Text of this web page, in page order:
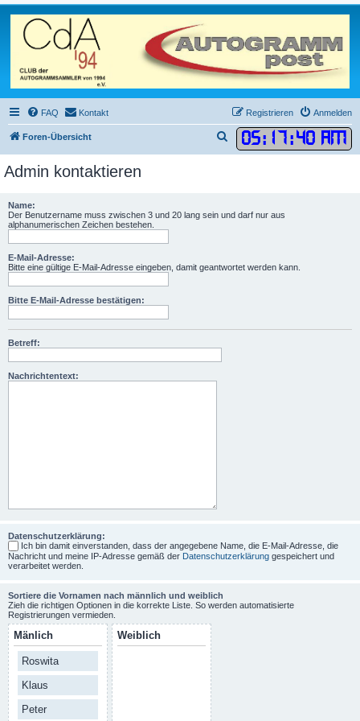
FAQ Kontakt Anmelden
Registrieren
Foren-Übersicht 05: 17:40 AM
u
e
Admin kontaktieren
Name:
Der Benutzername muss zwischen 3 und 20 lang sein und darf nur aus
alphanumerischen Zeichen bestehen.
E-Mail-Adresse:
Bitte eine gültige E-Mail-Adresse eingeben, damit geantwortet werden kann.
Bitte E-Mail-Adresse bestätigen:
Betreff:
Nachrichtentext:
Datenschutzerklärung:
Ich bin damit einverstanden, dass der angegebene Name, die E-Mail-Adresse, die
Nachricht und meine IP-Adresse gemäß der Datenschutzerklärung gespeichert und
verarbeitet werden.
Sortiere die Vornamen nach männlich und weiblich
Zieh die richtigen Optionen in die korrekte Liste. So werden automatisierte
Registrierungen vermieden.
Mänlich
Roswita
Klaus
Peter
Weiblich